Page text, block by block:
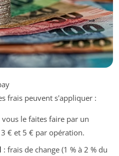
frais peuvent s'appliquer :
le faites faire par un
€ et 5 € par opération.
: frais de change (1 % à 2 % du